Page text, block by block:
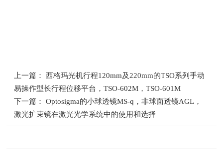
上一篇： 西格玛光机行程120mm及220mm的TSO系列手动
易操作型长行程位移平台，TSO-602M，TSO-601M
下一篇： Optosigma的小球透镜MS-q，非球面透镜AGL，
激光扩束镜在激光光学系统中的使用和选择